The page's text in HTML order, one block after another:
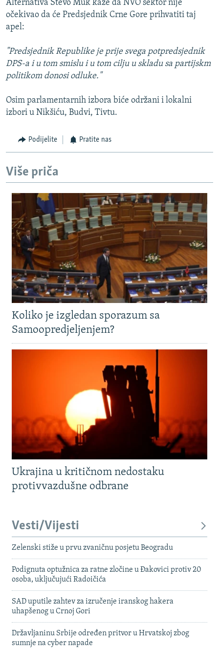
Alternativa Stevo Muk kaže da NVO sektor nije
očekivao da će Predsjednik Crne Gore prihvatiti taj
apel:
"Predsjednik Republike je prije svega potpredsjednik
DPS-a i u tom smislu i u tom cilju u skladu sa partijskm
politikom donosi odluke."
Osim parlamentarnih izbora biće održani i lokalni
izbori u Nikšiću, Budvi, Tivtu.
Podijelite Pratite nas
Više priča
Koliko je izgledan sporazum sa
Samoopredjeljenjem?
Ukrajina u kritičnom nedostaku
protivvazdušne odbrane
Vesti/Vijesti
Zelenski stiže u prvu zvaničnu posjetu Beogradu
Podignuta optužnica za ratne zločine u Đakovici protiv 20
osoba, uključujući Radoičića
SAD uputile zahtev za izručenje iranskog hakera
uhapšenog u Crnoj Gori
Državljaninu Srbije određen pritvor u Hrvatskoj zbog
sumnje na cyber napade